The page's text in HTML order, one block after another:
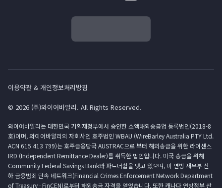
이용약관 & 개인정보처리방침
© 2026 (주)와이어바알리. All Rights Reserved.
와이어바알리는 대한민국 기획재정부에서 승인한 소액해외송금업 등록법인(2018-8
호)이며, 와이어바알리의 자회사인 호주법인 WBAU (WireBarley Australia PTY Ltd.
ACN 615 413 799)는 호주금융당국 AUSTRAC으로 부터 해외송금을 위한 라이센스
IRD (Independent Remittance Dealer)를 취득한 법인입니다. 미국 송금을 위해
Community Federal Savings Bank와 파트너쉽을 맺고 있으며, 미 연방 재무부 산
하 금융범죄 단속 네트워크(Financial Crimes Enforcement Network Department
of Treasury · FinCEN)로부터 해외송금 자격을 얻었습니다. 또한 캐나다 연방정부 산